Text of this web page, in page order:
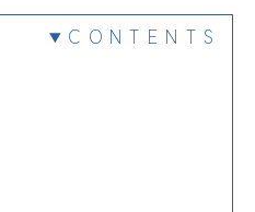
CONTENTS